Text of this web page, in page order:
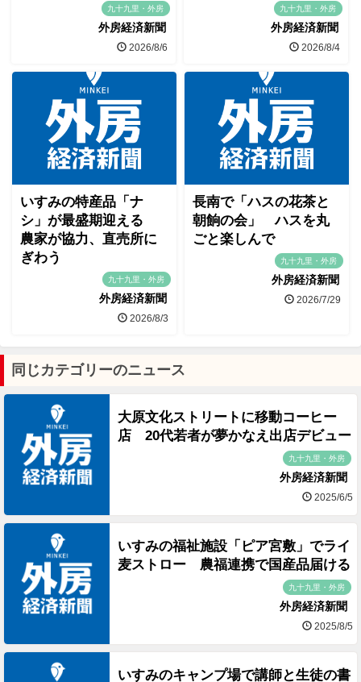
九十九里・外房
外房経済新聞
2026/8/6
九十九里・外房
外房経済新聞
2026/8/4
いすみの特産品「ナ
シ」が最盛期迎える
農家が協力、直売所に
ぎわう
九十九里・外房
外房経済新聞
2026/8/3
長南で「ハスの花茶と
朝餉の会」 ハスを丸
ごと楽しんで
九十九里・外房
外房経済新聞
2026/7/29
同じカテゴリーのニュース
大原文化ストリートに移動コーヒー
店 20代若者が夢かなえ出店デビュー
九十九里・外房
外房経済新聞
2025/6/5
いすみの福祉施設「ピア宮敷」でライ
麦ストロー 農福連携で国産品届ける
九十九里・外房
外房経済新聞
2025/8/5
いすみのキャンプ場で講師と生徒の書